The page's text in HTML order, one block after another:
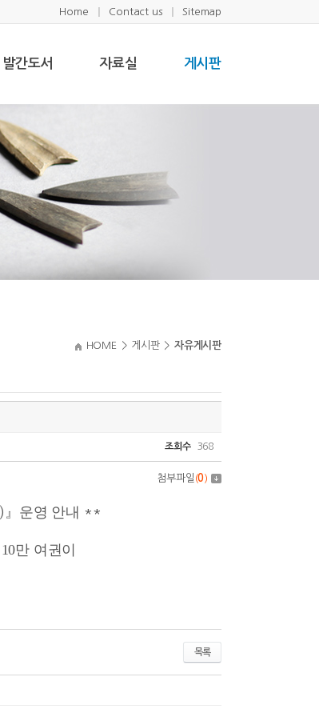
Home Contact us Sitemap
발간도서 자료실 게시판
HOME > 게시판 > 자유게시판
조회수 368
첨부파일 (0)
) 』운영 안내 **
10만 여권이
목록